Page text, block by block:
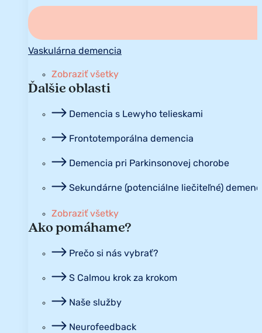
Vaskulárna demencia
Zobraziť všetky
Ďalšie oblasti
Demencia s Lewyho telieskami
Frontotemporálna demencia
Demencia pri Parkinsonovej chorobe
Sekundárne (potenciálne liečiteľné)
Zobraziť všetky
Ako pomáhame?
Prečo si nás vybrať?
S Calmou krok za krokom
Naše služby
Neurofeedback